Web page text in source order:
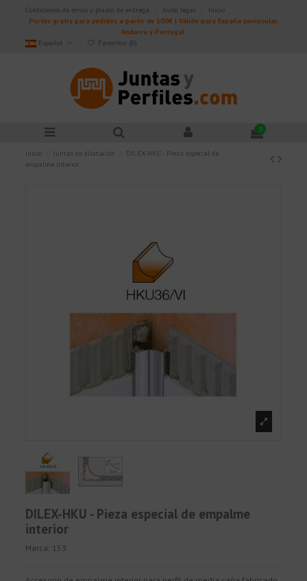
Condiciones de envío y plazos de entrega Aviso legal
Inicio
Portes gratis para pedidos a partir de 100€ | Válido para España peninsular,
Andorra y Portugal.
Español
Favoritos (0)
0
Inicio Juntas de dilatación
DILEX-HKU - Pieza especial de
empalme interior
DILEX-HKU - Pieza especial de empalme
interior
Marca: 153